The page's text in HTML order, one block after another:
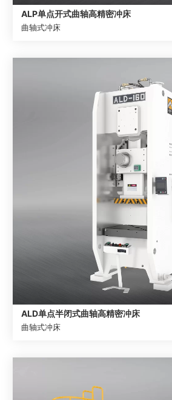
ALP单点开式曲轴高精密冲床
曲轴式冲床
ALD单点半闭式曲轴高精密冲床
曲轴式冲床